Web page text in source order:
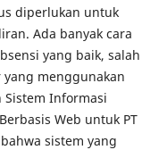
diperlukan untuk
Ada banyak cara
yang baik, salah
menggunakan
Sistem Informasi
Web untuk PT
sistem yang